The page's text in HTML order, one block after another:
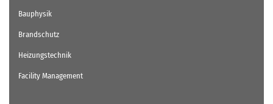
Bauphysik
Brandschutz
Heizungstechnik
Facility Management